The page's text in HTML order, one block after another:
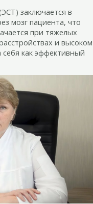
заключается в
мозг пациента, что
при тяжелых
и высоком
как эффективный